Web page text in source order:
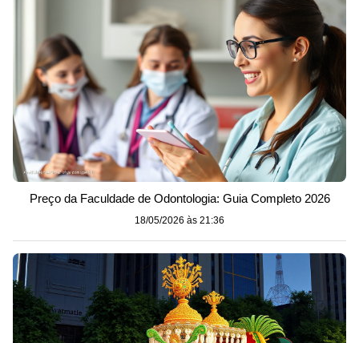
Preço da Faculdade de Odontologia: Guia Completo 2026
18/05/2026 às 21:36